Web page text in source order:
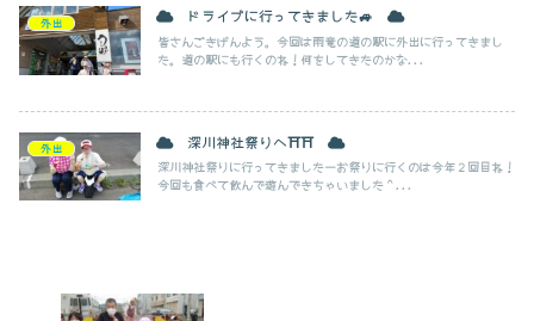
外出 ドライブに行ってきました🚙
皆さんごきげんよう。今回は雨竜の道の駅に外出に行ってきまし
た。道の駅にも行くのね！何をしてきたのかな...
外出 深川神社祭りへ⛩⛩
深川神社祭りに行ってきましたーお祭りに行くのは今年２回目ね！
今回も食べて飲んで遊んできちゃいました＾...